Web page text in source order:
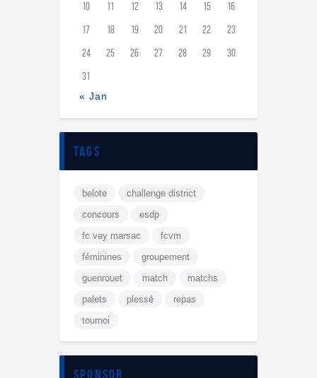
10 11 12 13 14 15 16
17 18 19 20 21 22 23
24 25 26 27 28 29 30
31
« Jan
tags
belote
challenge district
concours
esdp
fc vay marsac
fcvm
féminines
groupement
guenrouet
match
matchs
palets
plessé
repas
tournoi
sponsor